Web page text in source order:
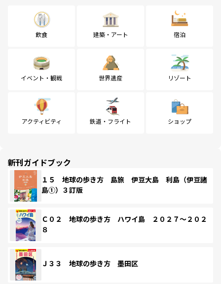
飲食 建築・アート 宿泊
イベント・観戦 世界遺産 リゾート
アクティビティ 鉄道・フライト ショップ
新刊ガイドブック
１５ 地球の歩き方 島旅 伊豆大島 利島（伊豆諸
島①）３訂版
Ｃ０２ 地球の歩き方 ハワイ島 ２０２７～２０２
８
Ｊ３３ 地球の歩き方 墨田区